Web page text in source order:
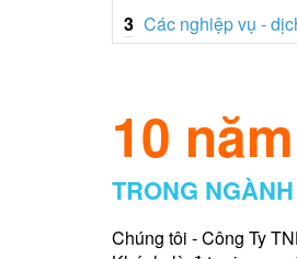
3 Các nghiệp vụ -
10
TRONG
Chúng tôi - Công Ty